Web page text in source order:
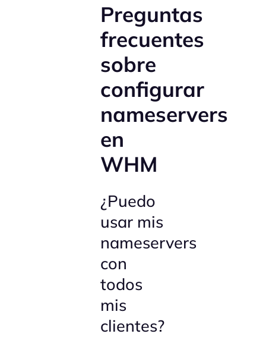
Preguntas
frecuentes
sobre
configurar
nameservers
en
WHM
¿Puedo
usar mis
nameservers
con
todos
mis
clientes?